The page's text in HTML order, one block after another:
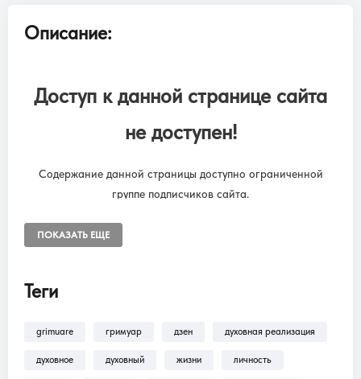
Описание:
Доступ к данной странице сайта
не доступен!
Содержание данной страницы доступно ограниченной
группе подписчиков сайта.
“SUBSCRIPTION ONLINE LIBRARY GRIMUARE”
В разделеПомощь >Как оформить
подписку?!— находится пошаговая инструкция
ПОКАЗАТЬ ЕЩЕ
Теги
grimuare гримуар дзен духовная реализация
духовное духовный жизни личность